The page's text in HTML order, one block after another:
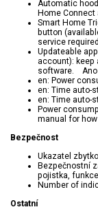
Automatic
Home Connect
Smart Home
button
service
Updateable
account):
software. Ano
en: Power
en: Time auto-
en: Time
Power
manual for
Bezpečnost
Ukazatel
Bezpečnostní
pojistka,
Number of
Ostatní